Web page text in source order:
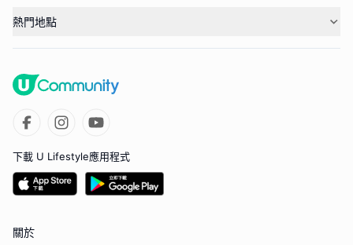
熱門地點
下載 U Lifestyle應用程式
關於